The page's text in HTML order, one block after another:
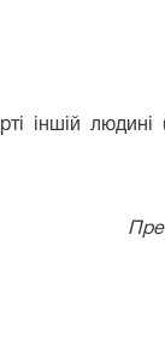
іншій